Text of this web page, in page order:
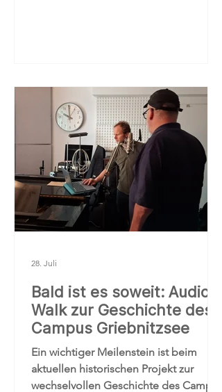
projects, enjoy rest days, and create
unforgettable memories through
cultural exchange and teamwork.
Bald ist es soweit: Audio-
Walk zur Geschichte des
Campus Griebnitzsee
Ein wichtiger Meilenstein ist beim
aktuellen historischen Projekt zur
wechselvollen Geschichte des Campus
28. Juli